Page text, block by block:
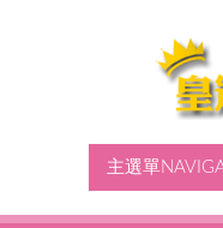
主選單